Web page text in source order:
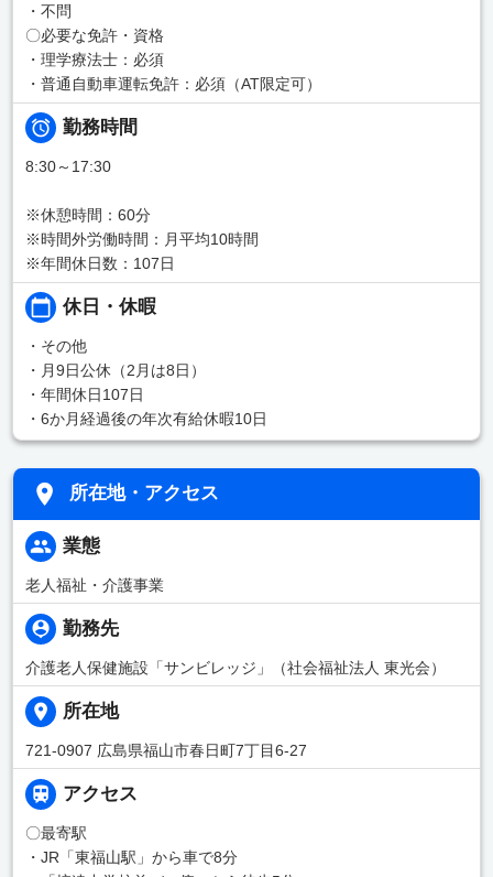
・不問
〇必要な免許・資格
・理学療法士：必須
・普通自動車運転免許：必須（AT限定可）
勤務時間
8:30～17:30
※休憩時間：60分
※時間外労働時間：月平均10時間
※年間休日数：107日
休日・休暇
・その他
・月9日公休（2月は8日）
・年間休日107日
・6か月経過後の年次有給休暇10日
所在地・アクセス
業態
老人福祉・介護事業
勤務先
介護老人保健施設「サンビレッジ」（社会福祉法人 東光会）
所在地
721-0907 広島県福山市春日町7丁目6-27
アクセス
〇最寄駅
・JR「東福山駅」から車で8分